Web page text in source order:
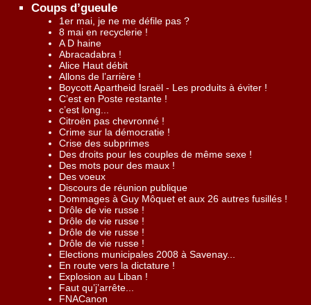
Coups d’gueule
1er mai, je ne me défile pas ?
8 mai en recyclerie !
A D haine
Abracadabra !
Alice Haut débit
Allons de l’arrière !
Boycott Apartheid Israël - Les produits à éviter !
C’est en Poste restante !
c’est long...
Citroën pas chevronné !
Crime sur la démocratie !
Crise des subprimes
Des droits pour les couples de même sexe !
Des mots pour des maux !
Des voeux
Discours de réunion publique
Dommages à Guy Môquet et aux 26 autres fusillés !
Drôle de vie russe !
Drôle de vie russe !
Drôle de vie russe !
Drôle de vie russe !
Elections municipales 2008 à Savenay...
En route vers la dictature !
Explosion au Liban !
Faut qu’j’arrête...
FNACanon